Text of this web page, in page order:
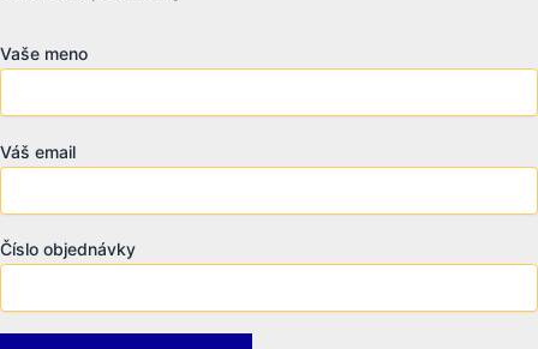
Vaše meno
Váš email
Číslo objednávky